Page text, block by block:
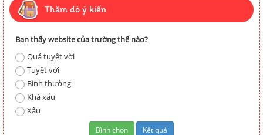
Thăm dò ý kiến
Bạn thấy website của trường thế nào?
Quá tuyệt vời
Tuyệt vời
Bình thường
Khá xấu
Xấu